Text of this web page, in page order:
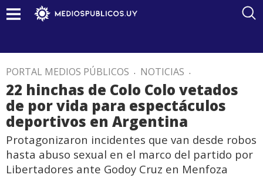
PORTAL MEDIOS PÚBLICOS . NOTICIAS .
22 hinchas de Colo Colo vetados
de por vida para espectáculos
deportivos en Argentina
Protagonizaron incidentes que van desde robos
hasta abuso sexual en el marco del partido por
Libertadores ante Godoy Cruz en Menfoza